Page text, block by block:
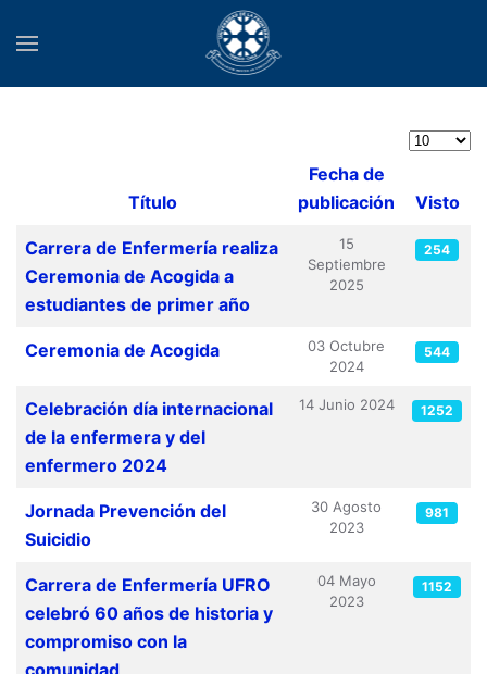
Tabla de artículos
Título
Fecha de
publicación
Visto
Carrera de Enfermería realiza
Ceremonia de Acogida a
estudiantes de primer año
15
Septiembre
2025
254
Ceremonia de Acogida
03 Octubre
2024
544
Celebración día internacional
de la enfermera y del
enfermero 2024
14 Junio 2024 1252
Jornada Prevención del
Suicidio
30 Agosto
2023
981
Carrera de Enfermería UFRO
celebró 60 años de historia y
compromiso con la
comunidad
04 Mayo
2023
1152